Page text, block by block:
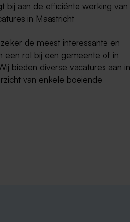
bij aan de efficiënte werking van
in Maastricht
de meest interessante en
een rol bij een gemeente of in
bieden diverse vacatures aan in
van enkele boeiende